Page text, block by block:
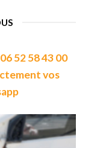
06 52 58 43 00
vos